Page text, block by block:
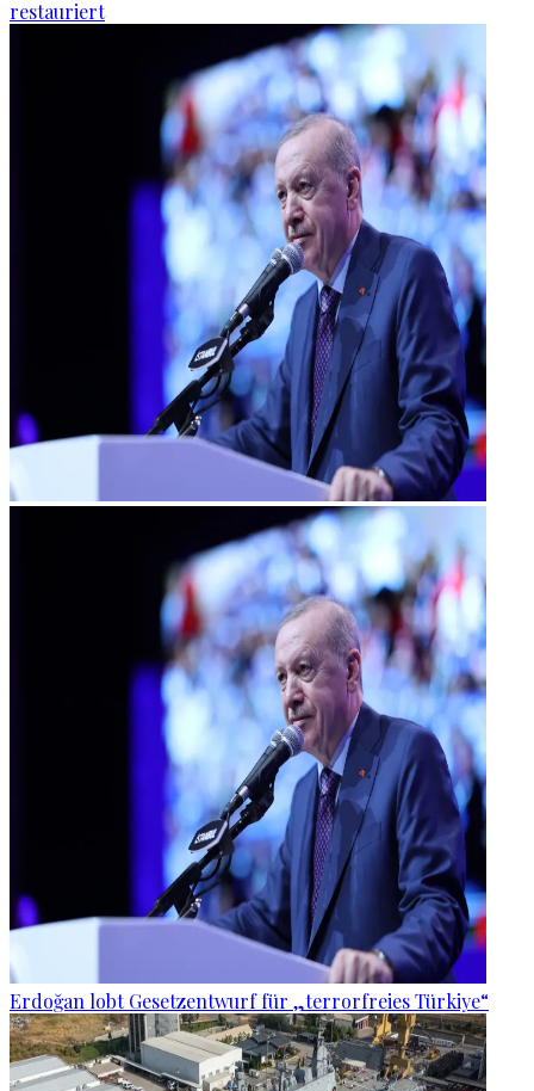
restauriert
Erdoğan lobt Gesetzentwurf für „terrorfreies Türkiye“